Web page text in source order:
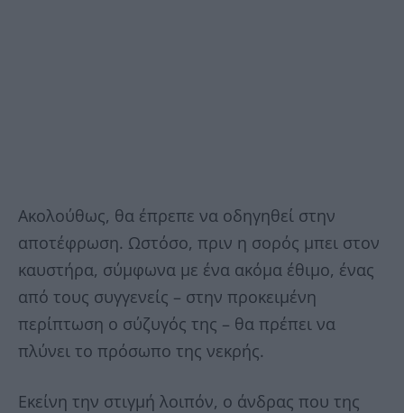
Ακολούθως, θα έπρεπε να οδηγηθεί στην
αποτέφρωση. Ωστόσο, πριν η σορός μπει στον
καυστήρα, σύμφωνα με ένα ακόμα έθιμο, ένας
από τους συγγενείς – στην προκειμένη
περίπτωση ο σύζυγός της – θα πρέπει να
πλύνει το πρόσωπο της νεκρής.
Εκείνη την στιγμή λοιπόν, ο άνδρας που της